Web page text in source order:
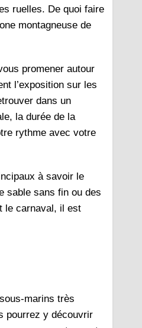
ruelles. De quoi faire
montagneuse de
promener autour
l’exposition sur les
dans un
la durée de la
rythme avec votre
à savoir le
sable sans fin ou des
le carnaval, il est
marins très
pourrez y découvrir